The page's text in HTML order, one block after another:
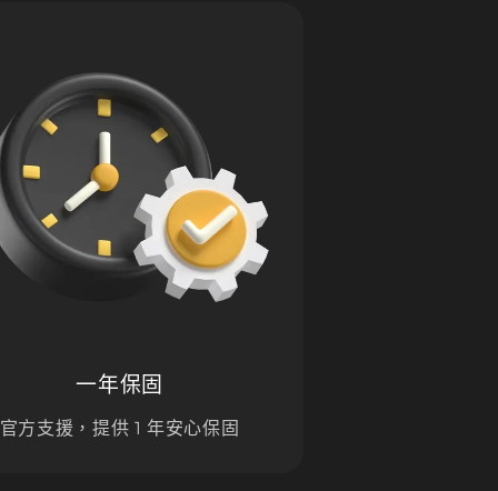
一年保固
官方支援，提供 1 年安心保固